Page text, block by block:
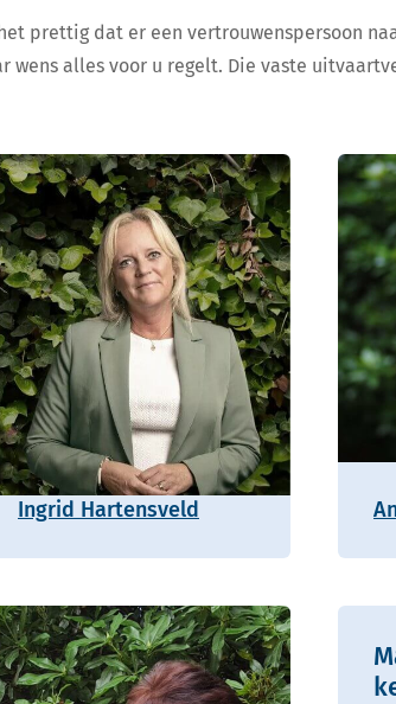
prettig dat er een vertrouwenspersoon
wens alles voor u regelt. Die vaste
Ingrid Hartensveld